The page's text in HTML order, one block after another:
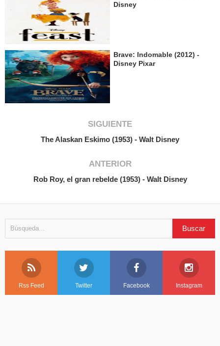
Disney
Brave: Indomable (2012) -
Disney Pixar
SIGUIENTE
The Alaskan Eskimo (1953) - Walt Disney
ANTERIOR
Rob Roy, el gran rebelde (1953) - Walt Disney
Rss Feed Twitter Facebook Instagram